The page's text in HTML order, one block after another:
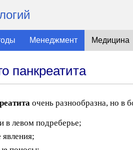
Менеджмент Медицина
панкреатита
очень разнообразна, но в
в левом подреберье;
явления;